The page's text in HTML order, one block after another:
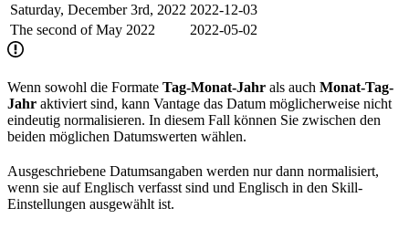
Saturday, December 3rd, 2022 2022-12-03
The second of May 2022
2022-05-02
Wenn sowohl die Formate Tag-Monat-Jahr als auch Monat-Tag-
Jahr aktiviert sind, kann Vantage das Datum möglicherweise nicht
eindeutig normalisieren. In diesem Fall können Sie zwischen den
beiden möglichen Datumswerten wählen.
Ausgeschriebene Datumsangaben werden nur dann normalisiert,
wenn sie auf Englisch verfasst sind und Englisch in den Skill-
Einstellungen ausgewählt ist.